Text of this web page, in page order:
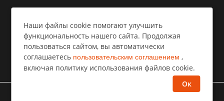
Пользовательское соглашение
Политика конфиденциальности
Правообладателям⁣
Наши файлы cookie помогают улучшить
функциональность нашего сайта. Продолжая
пользоваться сайтом, вы автоматически
соглашаетесь пользовательским соглашением ,
включая политику использования файлов cookie.
Ок